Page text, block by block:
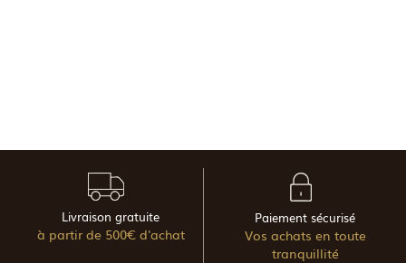
Livraison gratuite
à partir de 500€ d'achat
Paiement sécurisé
Vos achats en toute
tranquillité